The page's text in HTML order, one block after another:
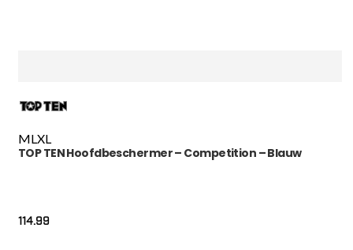
ML XL
TOP TEN Hoofdbeschermer – Competition – Blauw
114.99